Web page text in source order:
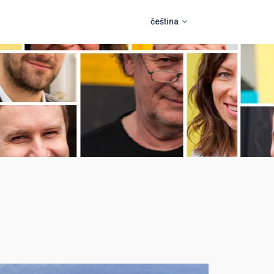
Podpora
Pro zadavatele
HOUSTON
čeština
slovenčina
english
polski